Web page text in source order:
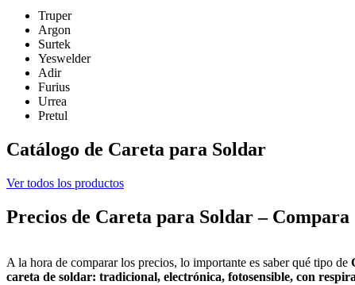
Truper
Argon
Surtek
Yeswelder
Adir
Furius
Urrea
Pretul
Catálogo de Careta para Soldar
Ver todos los productos
Precios de Careta para Soldar – Compara
A la hora de comparar los precios, lo importante es saber qué tipo de
careta de soldar: tradicional, electrónica, fotosensible, con